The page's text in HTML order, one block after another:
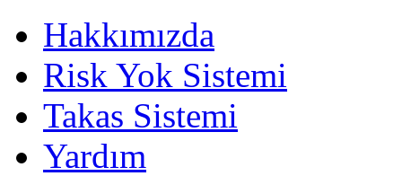
Hakkımızda
Risk Yok Sistemi
Takas Sistemi
Yardım